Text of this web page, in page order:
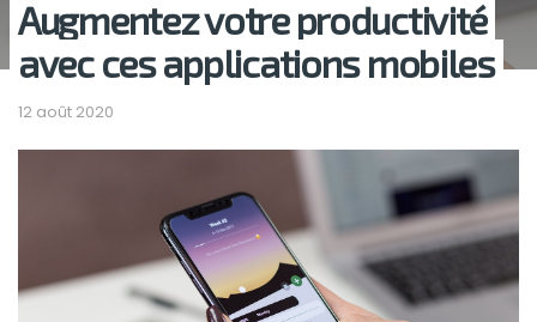
Augmentez votre productivité
avec ces applications mobiles
12 août 2020